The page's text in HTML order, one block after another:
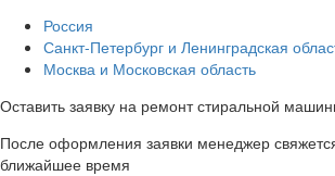
Россия
Санкт-Петербург и Ленинградская
Москва и Московская область
Оставить заявку на ремонт стиральной
После оформления заявки менеджер
ближайшее время